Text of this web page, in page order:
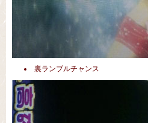
裏ランブルチャンス